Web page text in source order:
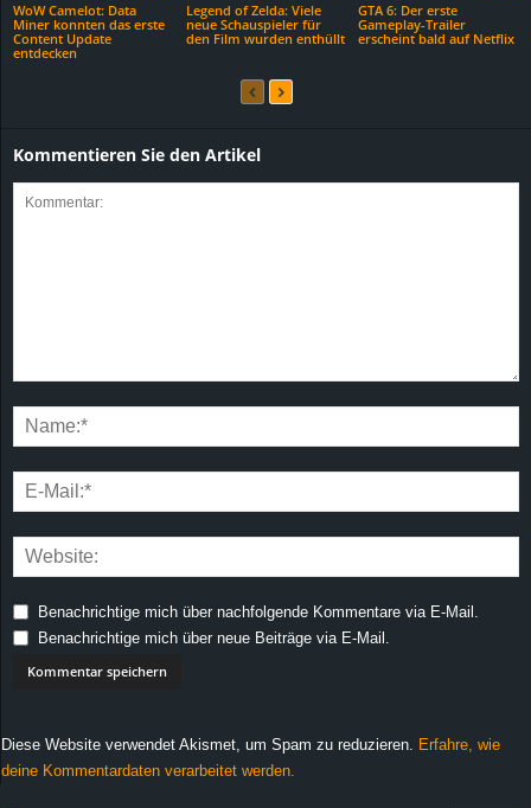
WoW Camelot: Data
Miner konnten das erste
Content Update
entdecken
Legend of Zelda: Viele
neue Schauspieler für
den Film wurden enthüllt
GTA 6: Der erste
Gameplay-Trailer
erscheint bald auf Netflix
Kommentieren Sie den Artikel
Benachrichtige mich über nachfolgende Kommentare via E-Mail.
Benachrichtige mich über neue Beiträge via E-Mail.
Diese Website verwendet Akismet, um Spam zu reduzieren. Erfahre, wie
deine Kommentardaten verarbeitet werden.